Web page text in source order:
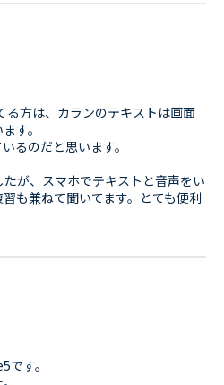
る方は、カランのテキストは画面
す。
るのだと思います。
が、スマホでテキストと音声をい
も兼ねて聞いてます。とても便利
す。